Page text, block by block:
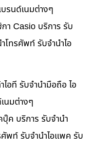
รนด์เนมต่างๆ
า Casio บริการ รับ
โทรศัพท์ รับจำนำไอ
อที รับจำนำมือถือ ไอ
นมต่างๆ
ค บริการ รับจำนำ
พท์ รับจำนำไอแพค รับ